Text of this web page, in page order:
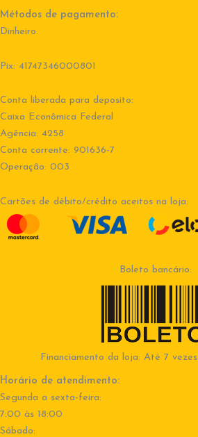
Métodos de pagamento:
Dinheiro.
Pix: 41747346000801
Conta liberada para deposito:
Caixa Econômica Federal
Agência: 4258
Conta corrente: 901636-7
Operação: 003
Cartões de débito/crédito aceitos na loja:
Boleto bancário:
Financiamento da loja: Até 7 vezes
Horário de atendimento:
Segunda a sexta-feira:
7:00 às 18:00
Sábado: